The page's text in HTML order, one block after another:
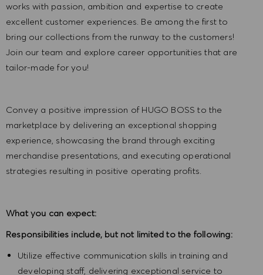
works with passion, ambition and expertise to create
excellent customer experiences. Be among the first to
bring our collections from the runway to the customers!
Join our team and explore career opportunities that are
tailor-made for you!
Convey a positive impression of HUGO BOSS to the
marketplace by delivering an exceptional shopping
experience, showcasing the brand through exciting
merchandise presentations, and executing operational
strategies resulting in positive operating profits.
What you can expect:
Responsibilities include, but not limited to the following:
Utilize effective communication skills in training and
developing staff, delivering exceptional service to